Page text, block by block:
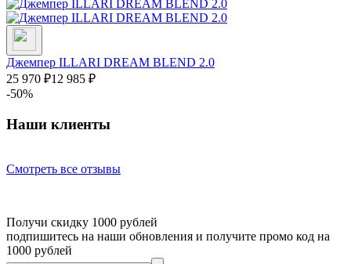
Джемпер ILLARI DREAM BLEND 2.0
25 970 ₽12 985 ₽
-50%
Наши клиенты
Смотреть все отзывы
Получи скидку 1000 рублей
подпишитесь на наши обновления и получите промо код на
1000 рублей